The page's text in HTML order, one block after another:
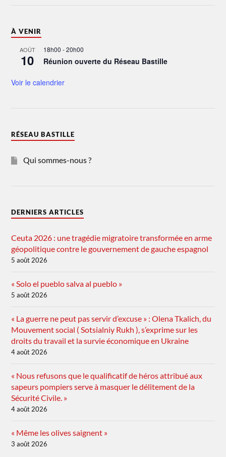
À VENIR
AOÛT
10
18h00 -20h00
Réunion ouverte du Réseau Bastille
Voir le calendrier
RÉSEAU BASTILLE
Qui sommes-nous ?
DERNIERS ARTICLES
Ceuta 2026 : une tragédie migratoire transformée en arme
géopolitique contre le gouvernement de gauche espagnol
5 août 2026
« Solo el pueblo salva al pueblo »
5 août 2026
« La guerre ne peut pas servir d’excuse » : Olena Tkalich, du
Mouvement social ( Sotsialniy Rukh ), s’exprime sur les
droits du travail et la survie économique en Ukraine
4 août 2026
« Nous refusons que le qualificatif de héros attribué aux
sapeurs pompiers serve à masquer le délitement de la
Sécurité Civile. »
4 août 2026
« Même les olives saignent »
3 août 2026